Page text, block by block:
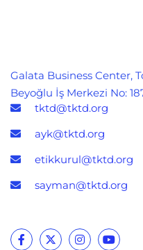
Galata Business Center,
Beyoğlu İş Merkezi No:
tktd@tktd.org
ayk@tktd.org
etikkurul@tktd.org
sayman@tktd.org